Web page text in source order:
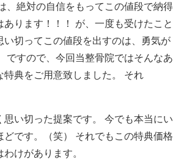
、絶対の自信をもってこの値段で納得
あります！！！ が、一度も受けたこと
い切ってこの値段を出すのは、勇気が
ですので、今回当整骨院ではそんなあ
特典をご用意致しました。 それ
思い切った提案です。 今でも本当にい
どです。（笑） それでもこの特典価格
けがあります。